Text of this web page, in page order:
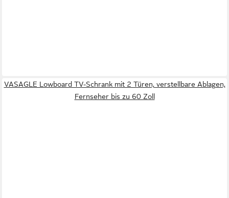
VASAGLE Lowboard TV-Schrank mit 2 Türen, verstellbare Ablagen,
Fernseher bis zu 60 Zoll